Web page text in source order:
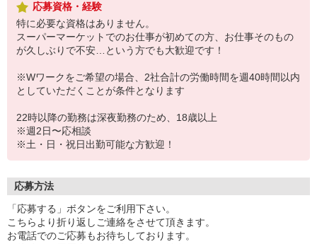
応募資格・経験
特に必要な資格はありません。
スーパーマーケットでのお仕事が初めての方、お仕事そのもの
が久しぶりで不安…という方でも大歓迎です！
※Wワークをご希望の場合、2社合計の労働時間を週40時間以内
としていただくことが条件となります
22時以降の勤務は深夜勤務のため、18歳以上
※週2日〜応相談
※土・日・祝日出勤可能な方歓迎！
応募方法
「応募する」ボタンをご利用下さい。
こちらより折り返しご連絡をさせて頂きます。
お電話でのご応募もお待ちしております。